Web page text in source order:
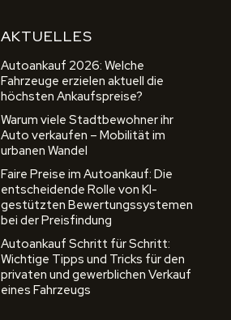
AKTUELLES
Autoankauf 2026: Welche
Fahrzeuge erzielen aktuell die
höchsten Ankaufspreise?
Warum viele Stadtbewohner ihr
Auto verkaufen – Mobilität im
urbanen Wandel
Faire Preise im Autoankauf: Die
entscheidende Rolle von KI-
gestützten Bewertungssystemen
bei der Preisfindung
Autoankauf Schritt für Schritt:
Wichtige Tipps und Tricks für den
privaten und gewerblichen Verkauf
eines Fahrzeugs